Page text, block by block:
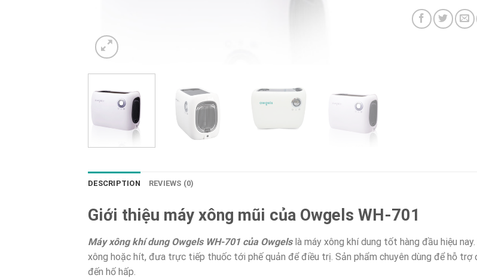
DESCRIPTION REVIEWS (0)
Giới thiệu máy xông mũi của Owgels WH-701
Máy xông khí dung Owgels WH-701 của Owgelslà máy xông khí dung tốt hàng đầu hiệu
xông hoặc hít, đưa trực tiếp thuốc tới phế quản để điều trị. Sản phẩm chuyên dùng để hỗ trợ
đến hố hấp.